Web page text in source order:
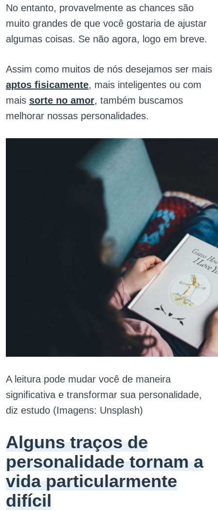
No entanto, provavelmente as chances são
muito grandes de que você gostaria de ajustar
algumas coisas. Se não agora, logo em breve.
Assim como muitos de nós desejamos ser mais
aptos fisicamente, mais inteligentes ou com
mais sorte no amor, também buscamos
melhorar nossas personalidades.
A leitura pode mudar você de maneira
significativa e transformar sua personalidade,
diz estudo (Imagens: Unsplash)
Alguns traços de
personalidade tornam a
vida particularmente
difícil